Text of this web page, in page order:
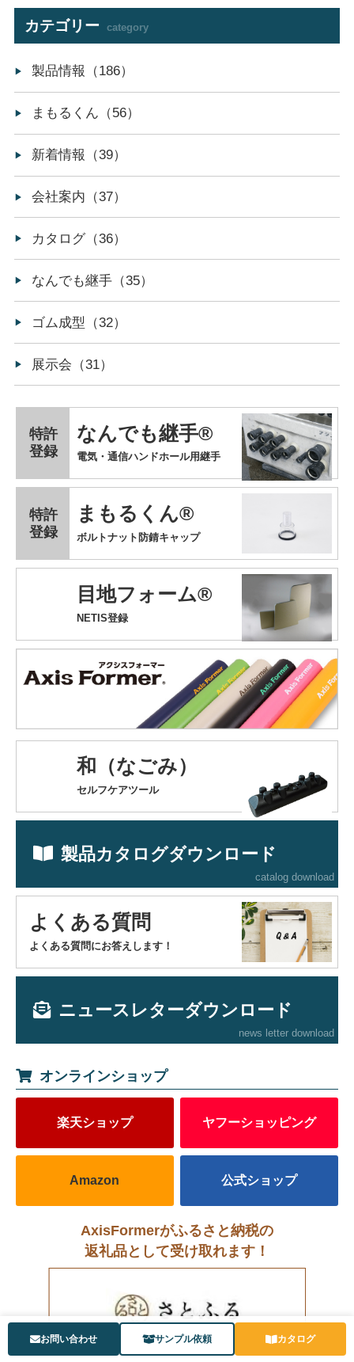
カテゴリー category
製品情報（186）
まもるくん（56）
新着情報（39）
会社案内（37）
カタログ（36）
なんでも継手（35）
ゴム成型（32）
展示会（31）
なんでも継手®
特許
登録
電気・通信ハンドホール用継手
まもるくん®
特許
登録
ボルトナット防錆キャップ
目地フォーム®
NETIS登録
和（なごみ）
セルフケアツール
製品カタログダウンロード
catalog download
よくある質問
よくある質問にお答えします！
ニュースレターダウンロード
news letter download
オンラインショップ
楽天ショップ ヤフーショッピング
Amazon 公式ショップ
AxisFormerがふるさと納税の
返礼品として受け取れます！
お問い合わせ サンプル依頼 カタログ